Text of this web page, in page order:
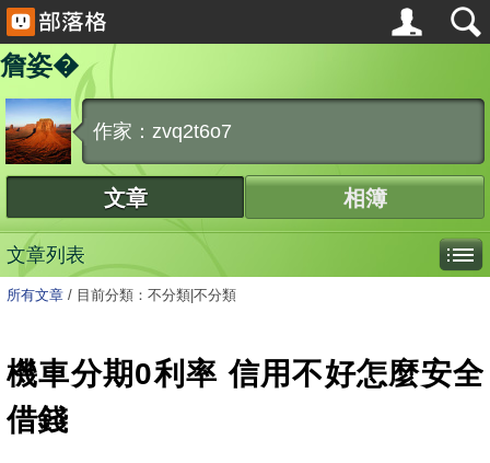
詹姿�
作家：zvq2t6o7
文章 相簿
文章列表
所有文章 / 目前分類：不分類|不分類
機車分期0利率 信用不好怎麼安全
借錢